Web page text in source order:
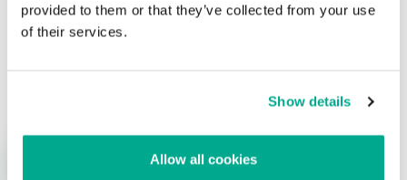
provided to them or that they’ve collected from your use
of their services.
Show details
Allow all cookies